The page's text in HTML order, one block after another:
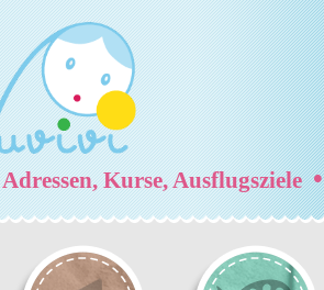
Kurse, Ausflugsziele•